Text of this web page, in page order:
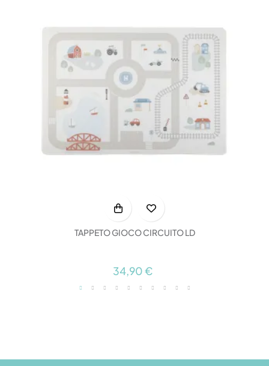
TAPPETO GIOCO CIRCUITO LD
34,90 €